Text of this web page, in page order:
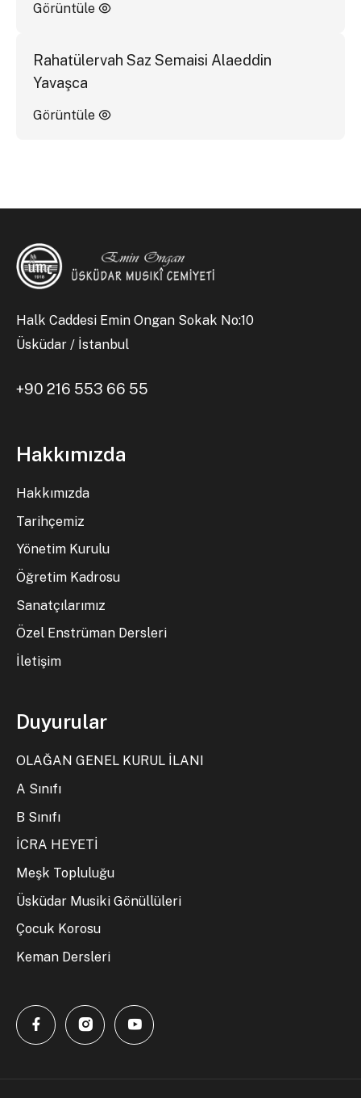
Görüntüle
Rahatülervah Saz Semaisi Alaeddin
Yavaşca
Görüntüle
Halk Caddesi Emin Ongan Sokak No:10
Üsküdar / İstanbul
+90 216 553 66 55
Hakkımızda
Hakkımızda
Tarihçemiz
Yönetim Kurulu
Öğretim Kadrosu
Sanatçılarımız
Özel Enstrüman Dersleri
İletişim
Duyurular
OLAĞAN GENEL KURUL İLANI
A Sınıfı
B Sınıfı
İCRA HEYETİ
Meşk Topluluğu
Üsküdar Musiki Gönüllüleri
Çocuk Korosu
Keman Dersleri